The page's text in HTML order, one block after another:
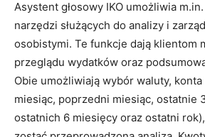
Asystent głosowy IKO umożliwia
narzędzi służących do analizy i
osobistymi. Te funkcje dają klientom
przeglądu wydatków oraz
Obie umożliwiają wybór waluty,
miesiąc, poprzedni miesiąc, ostatnie
ostatnich 6 miesięcy oraz ostatni